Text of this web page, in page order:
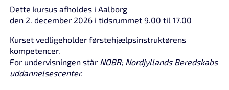
Dette kursus afholdes i Aalborg
den 2. december 2026 i tidsrummet 9.00 til 17.00
Kurset vedligeholder førstehjælpsinstruktørens
kompetencer.
For undervisningen står NOBR; Nordjyllands Beredskabs
uddannelsescenter.